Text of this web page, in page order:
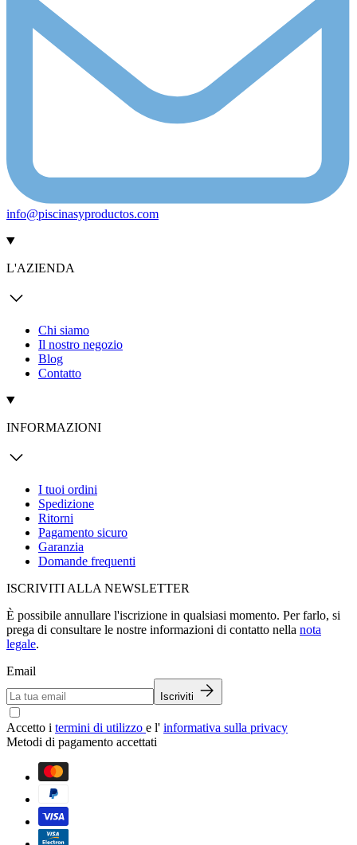
info@piscinasyproductos.com
L'AZIENDA
Chi siamo
Il nostro negozio
Blog
Contatto
INFORMAZIONI
I tuoi ordini
Spedizione
Ritorni
Pagamento sicuro
Garanzia
Domande frequenti
ISCRIVITI ALLA NEWSLETTER
È possibile annullare l'iscrizione in qualsiasi momento. Per farlo, si
prega di consultare le nostre informazioni di contatto nella nota
legale.
Email
Iscriviti
Accetto i termini di utilizzo e l' informativa sulla privacy
Metodi di pagamento accettati